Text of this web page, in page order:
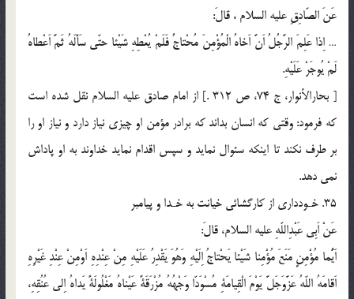
عَنَ الصّادِقِ عليه السلام ، قالَ:
… اِذا عَلِمَ الرَّجُلُ اَنَّ اَخاهُ الْمُؤْمِنَ مُحْتاجٌ فَلَمْ يُعْطِهِ شَيْئا حتّى سَأَلَهُ ثَمَّ اَعْطاهُ
لَمْ يُوجَرْ عَلَيْهِ.
[ بحارالأنوار، ج 74، ص 312 .] از امام صادق عليه السلام نقل شده است
كه فرمود: وقتى كه انسان بداند كه برادر مؤمن او چيزى نياز دارد و نياز او را
بر طرف نكند تا اينكه سئوال نمايد و سپس اقدام نمايد خداوند به او پاداش
نمى دهد.
35. خـوددارى از كارگشائى‌ خيانت به خـدا و پيامبر
عَنْ اَبِى عَبْدِاللّهِ عليه السلام، قالَ:
اَيُّما مُؤْمِنٍ مَنَعَ مُؤْمِنا شَيْئا يَحْتاجُ اِلَيْهِ وَهُوَ يَقْدِرُ عَلَيْهِ مِنْ عِنْدِهِ اَوْمِنْ عِنْدِ غَيْرِهِ
اَقامَهُ اللّهُ عَزَّوَجَلَّ يَوْمَ الْقِيامَةِ مُسْوَدّا وَجْهُهُ مُزْرَقَةً عَيْناهُ مَغْلُولَةً يَداهُ اِلى عُنُقِهِ،